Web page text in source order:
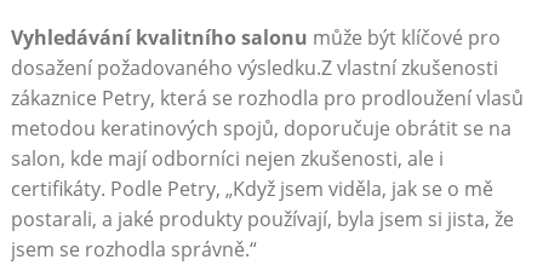
Vyhledávání kvalitního salonu může být klíčové pro
dosažení požadovaného výsledku.Z vlastní zkušenosti
zákaznice Petry, která se rozhodla pro prodloužení vlasů
metodou keratinových spojů, doporučuje obrátit se na
salon, kde mají odborníci nejen zkušenosti, ale i
certifikáty. Podle Petry, „Když jsem viděla, jak se o mě
postarali, a jaké produkty používají, byla jsem si jista, že
jsem se rozhodla správně.“